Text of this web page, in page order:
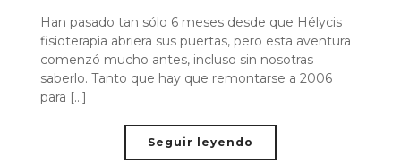
Han pasado tan sólo 6 meses desde que Hélycis
fisioterapia abriera sus puertas, pero esta aventura
comenzó mucho antes, incluso sin nosotras
saberlo. Tanto que hay que remontarse a 2006
para [...]
Seguir leyendo